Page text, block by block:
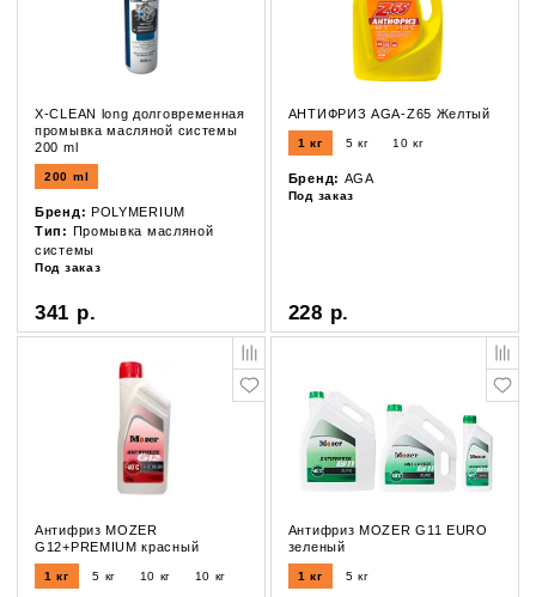
X-CLEAN long долговременная
промывка масляной системы
200 ml
200 ml
Бренд: POLYMERIUM
Тип: Промывка масляной
системы
Под заказ
341 р.
АНТИФРИЗ AGA-Z65 Желтый
1 кг 5 кг 10 кг
Бренд: AGA
Под заказ
228 р.
Антифриз MOZER
G12+PREMIUM красный
1 кг 5 кг 10 кг 10 кг
Антифриз MOZER G11 EURO
зеленый
1 кг 5 кг